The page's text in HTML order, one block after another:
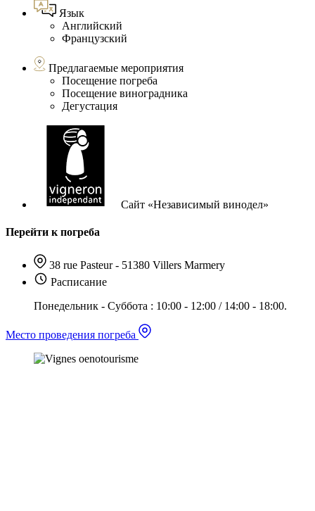
Язык
Английский
Французский
Предлагаемые мероприятия
Посещение погреба
Посещение виноградника
Дегустация
Сайт «Независимый винодел»
Перейти к погреба
38 rue Pasteur - 51380 Villers Marmery
Расписание
Понедельник - Суббота : 10:00 - 12:00 / 14:00 - 18:00.
Место проведения погреба